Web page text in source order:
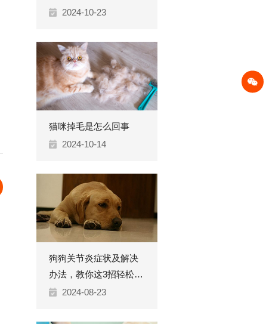
2024-10-23
猫咪掉毛是怎么回事
2024-10-14
狗狗关节炎症状及解决
办法，教你这3招轻松应
对
2024-08-23